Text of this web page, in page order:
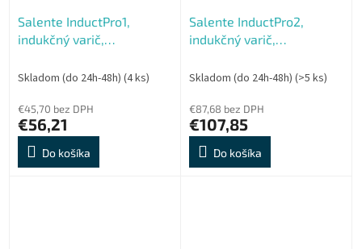
Salente InductPro1,
indukčný varič,
Skladom (do 24h-48h) (4 ks)
€45,70 bez DPH
€56,21
Do košíka
Salente InductPro2,
indukčný varič,
Skladom (do 24h-48h) (>5 ks)
€87,68 bez DPH
€107,85
Do košíka